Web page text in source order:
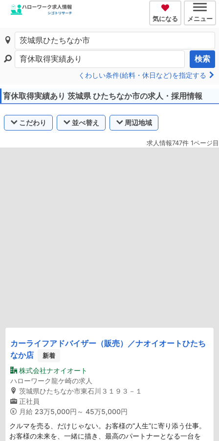
気になる メニュー
検索
くわしい条件(給料・休日など)を指定する
育休取得実績あり 茨城県 ひたちなか市の求人・採用情報
こだわり 並べ替え 周辺地域
求人情報747件 1ページ目
カーライフアドバイザー（販売）／ナオイオートひたち
なか店
新着
株式会社ナオイオート
ハローワーク龍ケ崎の求人
茨城県ひたちなか市東石川３１９３－１
正社員
月給 23万5,000円～ 45万5,000円
クルマを売る、だけじゃない。お客様の“人生”に寄り添う仕事。
お客様の未来を、一緒に描き、最高のパートナーとなる一台を